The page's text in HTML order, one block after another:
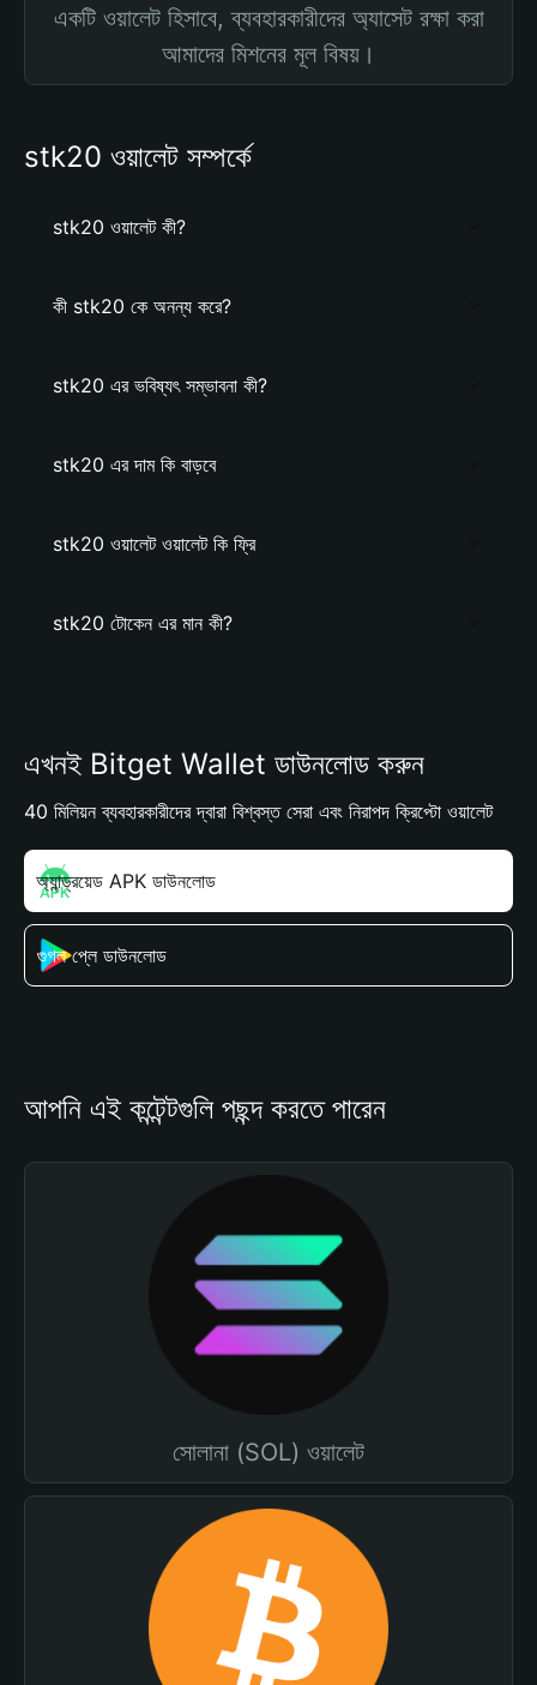
একটি ওয়ালেট হিসাবে, ব্যবহারকারীদের অ্যাসেট রক্ষা করা
আমাদের মিশনের মূল বিষয়।
stk20 ওয়ালেট সম্পর্কে
stk20 ওয়ালেট কী?
কী stk20 কে অনন্য করে?
stk20 এর ভবিষ্যৎ সম্ভাবনা কী?
stk20 এর দাম কি বাড়বে
stk20 ওয়ালেট ওয়ালেট কি ফ্রি
stk20 টোকেন এর মান কী?
এখনই Bitget Wallet ডাউনলোড করুন
40 মিলিয়ন ব্যবহারকারীদের দ্বারা বিশ্বস্ত সেরা এবং নিরাপদ ক্রিপ্টো ওয়ালেট
অ্যান্ড্রয়েড APK ডাউনলোড
গুগল প্লে ডাউনলোড
আপনি এই কন্টেন্টগুলি পছন্দ করতে পারেন
সোলানা (SOL) ওয়ালেট